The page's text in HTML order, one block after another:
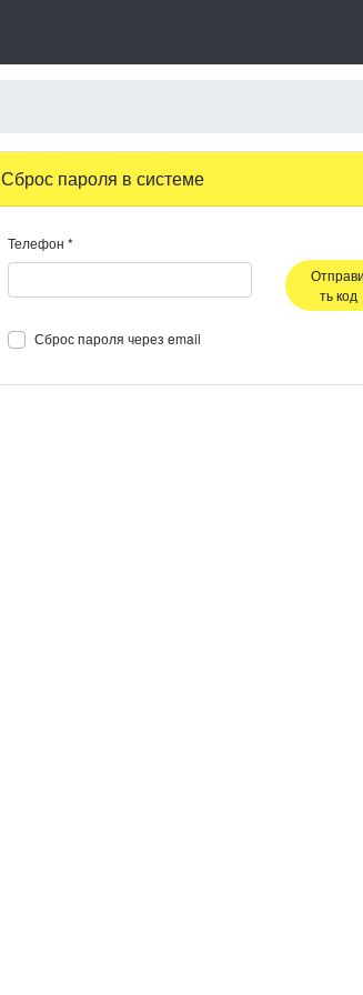
Сброс пароля в системе
Телефон *
Отправи
ть код
Сброс пароля через email